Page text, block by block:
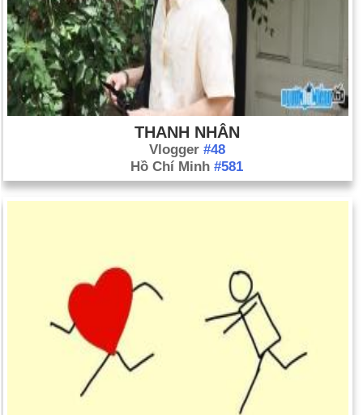
THANH NHÂN
Vlogger #48
Hồ Chí Minh #581